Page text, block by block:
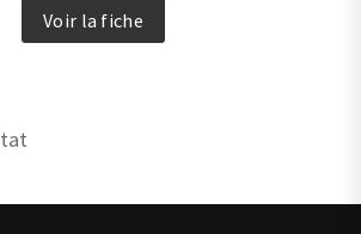
Voir la fiche
produit